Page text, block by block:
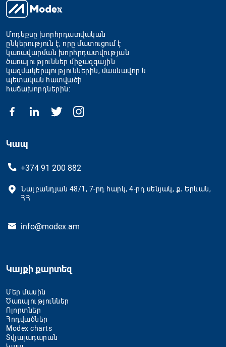
Մոդեքսը խորհրդատվական
ընկերություն է, որը մատուցում է
կառավարման խորհրդատվության
ծառայություններ միջազգային
կազմակերպություններին, մասնավոր և
պետական հատվածի
հաճախորդներին։
Կապ
+374 91 200 882
Նալբանդյան 48/1, 7-րդ հարկ, 4-րդ սենյակ, ք․ Երևան,
ՀՀ
info@modex.am
Կայքի քարտեզ
Մեր մասին
Ծառայություններ
Ոլորտներ
Հոդվածներ
Modex charts
Տվյալադարան